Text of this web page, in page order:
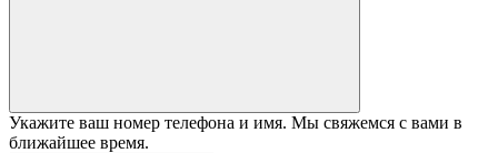
Укажите ваш номер телефона и имя. Мы свяжемся с вами в
ближайшее время.